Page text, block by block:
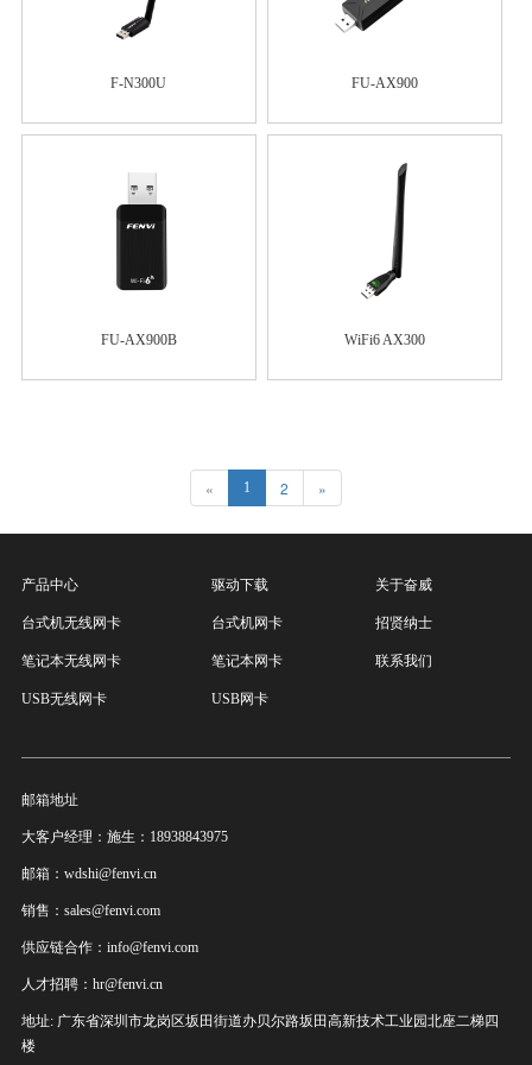
F-N300U FU-AX900
FU-AX900B WiFi6 AX300
« 1 2 »
产品中心
台式机无线网卡
笔记本无线网卡
USB无线网卡
驱动下载
台式机网卡
笔记本网卡
USB网卡
关于奋威
招贤纳士
联系我们
邮箱地址
大客户经理：施生：18938843975
邮箱：wdshi@fenvi.cn
销售：sales@fenvi.com
供应链合作：info@fenvi.com
人才招聘：hr@fenvi.cn
地址: 广东省深圳市龙岗区坂田街道办贝尔路坂田高新技术工业园北座二梯四
楼